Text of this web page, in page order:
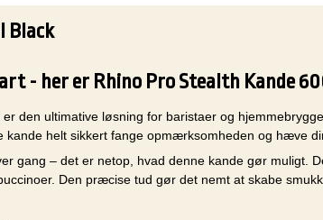
Black
- her er Rhino Pro Stealth Kande
den ultimative løsning for baristaer og
kande helt sikkert fange opmærksomheden og hæve
gang – det er netop, hvad denne kande gør muligt.
Den præcise tud gør det nemt at skabe